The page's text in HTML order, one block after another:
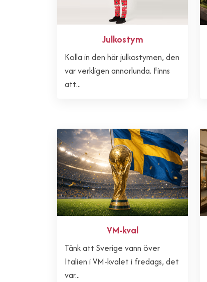
Julkostym
Kolla in den här julkostymen, den
var verkligen annorlunda. Finns
att...
VM-kval
Tänk att Sverige vann över
Italien i VM-kvalet i fredags, det
var...